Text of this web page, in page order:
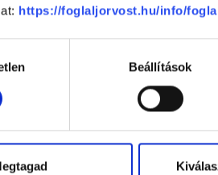
https://foglaljorvost.hu/info/
Beállítások